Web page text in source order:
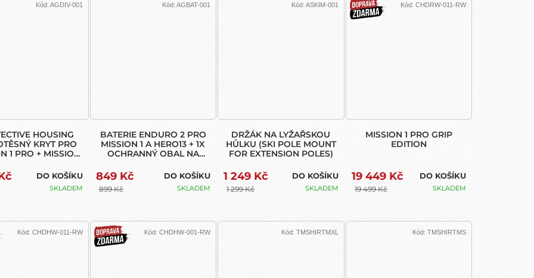
HOUSING
KRYT PRO
1 PRO + MISSION
DO KOŠÍKU
SKLADEM
Kód: AGDIV-001
BATERIE ENDURO 2 PRO
MISSION 1 A HERO13 + 1X
OCHRANNÝ OBAL NA
849 Kč
899 Kč
DO KOŠÍKU
SKLADEM
Kód: AGBAT-001
DRŽÁK NA LYŽAŘSKOU
HŮLKU (SKI POLE MOUNT
FOR EXTENSION POLES)
1 249 Kč
1 299 Kč
DO KOŠÍKU
SKLADEM
Kód: ASKIM-001
DOPRAVA
ZDARMA
MISSION 1 PRO GRIP
EDITION
19 449 Kč
19 499 Kč
DO KOŠÍKU
SKLADEM
Kód: CHDRW-011-RW
Kód: CHDHW-011-RW
DOPRAVA
ZDARMA
Kód: CHDHW-001-RW Kód: TMSHIRTMXL Kód: TMSHIRTMS